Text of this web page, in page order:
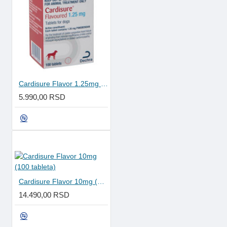
5.990,00 RSD
14.490,00 RSD